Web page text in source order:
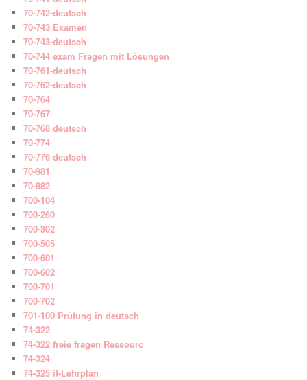
70-742-deutsch
70-743 Examen
70-743-deutsch
70-744 exam Fragen mit Lösungen
70-761-deutsch
70-762-deutsch
70-764
70-767
70-768 deutsch
70-774
70-776 deutsch
70-981
70-982
700-104
700-260
700-302
700-505
700-601
700-602
700-701
700-702
701-100 Prüfung in deutsch
74-322
74-322 freie fragen Ressourc
74-324
74-325 it-Lehrplan